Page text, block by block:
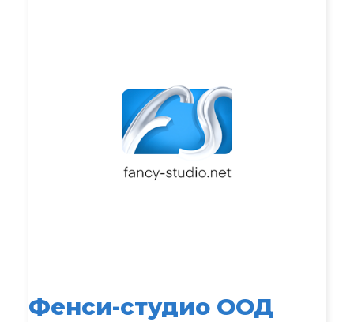
Фенси-студио ООД